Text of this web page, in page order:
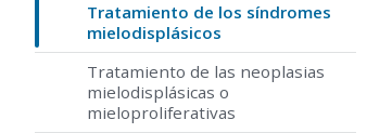
Tratamiento de los síndromes
mielodisplásicos
Tratamiento de las neoplasias
mielodisplásicas o
mieloproliferativas